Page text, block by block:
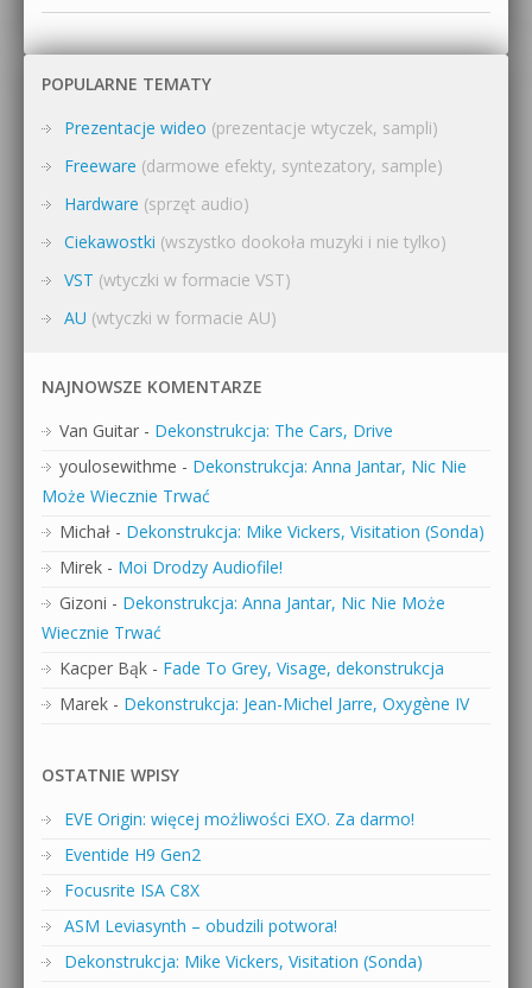
POPULARNE TEMATY
Prezentacje wideo (prezentacje wtyczek, sampli)
Freeware (darmowe efekty, syntezatory, sample)
Hardware (sprzęt audio)
Ciekawostki (wszystko dookoła muzyki i nie tylko)
VST (wtyczki w formacie VST)
AU (wtyczki w formacie AU)
NAJNOWSZE KOMENTARZE
Van Guitar - Dekonstrukcja: The Cars, Drive
youlosewithme - Dekonstrukcja: Anna Jantar, Nic Nie
Może Wiecznie Trwać
Michał - Dekonstrukcja: Mike Vickers, Visitation (Sonda)
Mirek - Moi Drodzy Audiofile!
Gizoni - Dekonstrukcja: Anna Jantar, Nic Nie Może
Wiecznie Trwać
Kacper Bąk - Fade To Grey, Visage, dekonstrukcja
Marek - Dekonstrukcja: Jean-Michel Jarre, Oxygène IV
OSTATNIE WPISY
EVE Origin: więcej możliwości EXO. Za darmo!
Eventide H9 Gen2
Focusrite ISA C8X
ASM Leviasynth – obudzili potwora!
Dekonstrukcja: Mike Vickers, Visitation (Sonda)